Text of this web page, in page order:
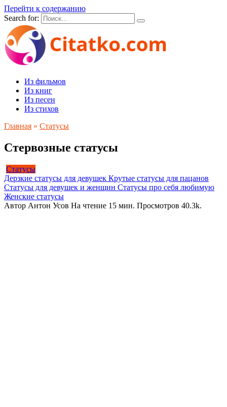
Перейти к содержанию
Search for:
Из фильмов
Из книг
Из песен
Из стихов
Главная » Статусы
Стервозные статусы
Статусы
Дерзкие статусы для девушек Крутые статусы для пацанов
Статусы для девушек и женщин Статусы про себя любимую
Женские статусы
Автор Антон Усов На чтение 15 мин. Просмотров 40.3k.